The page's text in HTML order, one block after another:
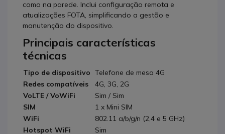
como na parede. Inclui configuração remota e
atualizações FOTA, simplificando a gestão e
manutenção do dispositivo.
Principais características
técnicas
Tipo de dispositivo Telefone de mesa 4G
Redes compatíveis
4G, 3G, 2G
VoLTE / VoWiFi
Sim / Sim
SIM
1 x Mini SIM
WiFi
802.11 a/b/g/n (2,4 e 5 GHz)
Hotspot WiFi
Sim